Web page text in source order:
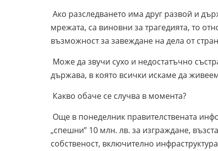
Ако разследването има друг развой и
мрежата, са виновни за трагедията, то
възможност за завеждане на дела от
Може да звучи сухо и недостатъчно
държава, в която всички искаме да
Какво обаче се случва в момента?
Още в понеделник правителствената
„спешни” 10 млн. лв. за изграждане,
собственост, включително